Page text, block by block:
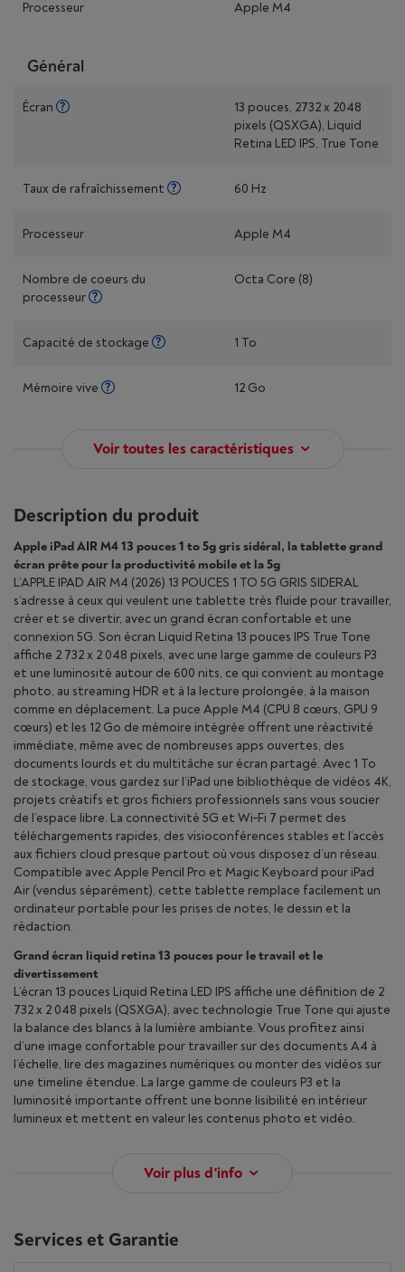
Processeur Apple M4
Général
Écran
13 pouces, 2732 x 2048
pixels (QSXGA), Liquid
Retina LED IPS, True Tone
Taux de rafraîchissement 60 Hz
Processeur Apple M4
Nombre de coeurs du
processeur
Octa Core (8)
Capacité de stockage 1 To
Mémoire vive 12 Go
Voir toutes les caractéristiques
Description du produit
Apple iPad AIR M4 13 pouces 1 to 5g gris sidéral, la tablette grand
écran prête pour la productivité mobile et la 5g
L’APPLE IPAD AIR M4 (2026) 13 POUCES 1 TO 5G GRIS SIDERAL
s’adresse à ceux qui veulent une tablette très fluide pour travailler,
créer et se divertir, avec un grand écran confortable et une
connexion 5G. Son écran Liquid Retina 13 pouces IPS True Tone
affiche 2 732 x 2 048 pixels, avec une large gamme de couleurs P3
et une luminosité autour de 600 nits, ce qui convient au montage
photo, au streaming HDR et à la lecture prolongée, à la maison
comme en déplacement. La puce Apple M4 (CPU 8 cœurs, GPU 9
cœurs) et les 12 Go de mémoire intégrée offrent une réactivité
immédiate, même avec de nombreuses apps ouvertes, des
documents lourds et du multitâche sur écran partagé. Avec 1 To
de stockage, vous gardez sur l’iPad une bibliothèque de vidéos 4K,
projets créatifs et gros fichiers professionnels sans vous soucier
de l’espace libre. La connectivité 5G et Wi‑Fi 7 permet des
téléchargements rapides, des visioconférences stables et l’accès
aux fichiers cloud presque partout où vous disposez d’un réseau.
Compatible avec Apple Pencil Pro et Magic Keyboard pour iPad
Air (vendus séparément), cette tablette remplace facilement un
ordinateur portable pour les prises de notes, le dessin et la
rédaction.
Grand écran liquid retina 13 pouces pour le travail et le
divertissement
L’écran 13 pouces Liquid Retina LED IPS affiche une définition de 2
732 x 2 048 pixels (QSXGA), avec technologie True Tone qui ajuste
la balance des blancs à la lumière ambiante. Vous profitez ainsi
d’une image confortable pour travailler sur des documents A4 à
l’échelle, lire des magazines numériques ou monter des vidéos sur
une timeline étendue. La large gamme de couleurs P3 et la
luminosité importante offrent une bonne lisibilité en intérieur
lumineux et mettent en valeur les contenus photo et vidéo.
Voir plus d'info
Services et Garantie